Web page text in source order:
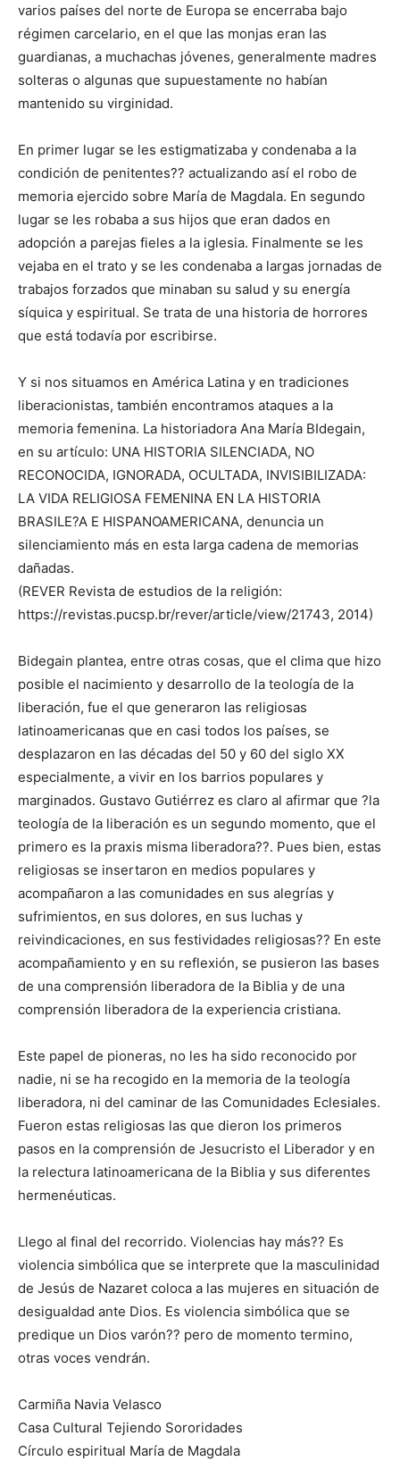
varios países del norte de Europa se encerraba bajo
régimen carcelario, en el que las monjas eran las
guardianas, a muchachas jóvenes, generalmente madres
solteras o algunas que supuestamente no habían
mantenido su virginidad.
En primer lugar se les estigmatizaba y condenaba a la
condición de penitentes?? actualizando así el robo de
memoria ejercido sobre María de Magdala. En segundo
lugar se les robaba a sus hijos que eran dados en
adopción a parejas fieles a la iglesia. Finalmente se les
vejaba en el trato y se les condenaba a largas jornadas de
trabajos forzados que minaban su salud y su energía
síquica y espiritual. Se trata de una historia de horrores
que está todavía por escribirse.
Y si nos situamos en América Latina y en tradiciones
liberacionistas, también encontramos ataques a la
memoria femenina. La historiadora Ana María BIdegain,
en su artículo: UNA HISTORIA SILENCIADA, NO
RECONOCIDA, IGNORADA, OCULTADA, INVISIBILIZADA:
LA VIDA RELIGIOSA FEMENINA EN LA HISTORIA
BRASILE?A E HISPANOAMERICANA, denuncia un
silenciamiento más en esta larga cadena de memorias
dañadas.
(REVER Revista de estudios de la religión:
https://revistas.pucsp.br/rever/article/view/21743, 2014)
Bidegain plantea, entre otras cosas, que el clima que hizo
posible el nacimiento y desarrollo de la teología de la
liberación, fue el que generaron las religiosas
latinoamericanas que en casi todos los países, se
desplazaron en las décadas del 50 y 60 del siglo XX
especialmente, a vivir en los barrios populares y
marginados. Gustavo Gutiérrez es claro al afirmar que ?la
teología de la liberación es un segundo momento, que el
primero es la praxis misma liberadora??. Pues bien, estas
religiosas se insertaron en medios populares y
acompañaron a las comunidades en sus alegrías y
sufrimientos, en sus dolores, en sus luchas y
reivindicaciones, en sus festividades religiosas?? En este
acompañamiento y en su reflexión, se pusieron las bases
de una comprensión liberadora de la Biblia y de una
comprensión liberadora de la experiencia cristiana.
Este papel de pioneras, no les ha sido reconocido por
nadie, ni se ha recogido en la memoria de la teología
liberadora, ni del caminar de las Comunidades Eclesiales.
Fueron estas religiosas las que dieron los primeros
pasos en la comprensión de Jesucristo el Liberador y en
la relectura latinoamericana de la Biblia y sus diferentes
hermenéuticas.
Llego al final del recorrido. Violencias hay más?? Es
violencia simbólica que se interprete que la masculinidad
de Jesús de Nazaret coloca a las mujeres en situación de
desigualdad ante Dios. Es violencia simbólica que se
predique un Dios varón?? pero de momento termino,
otras voces vendrán.
Carmiña Navia Velasco
Casa Cultural Tejiendo Sororidades
Círculo espiritual María de Magdala